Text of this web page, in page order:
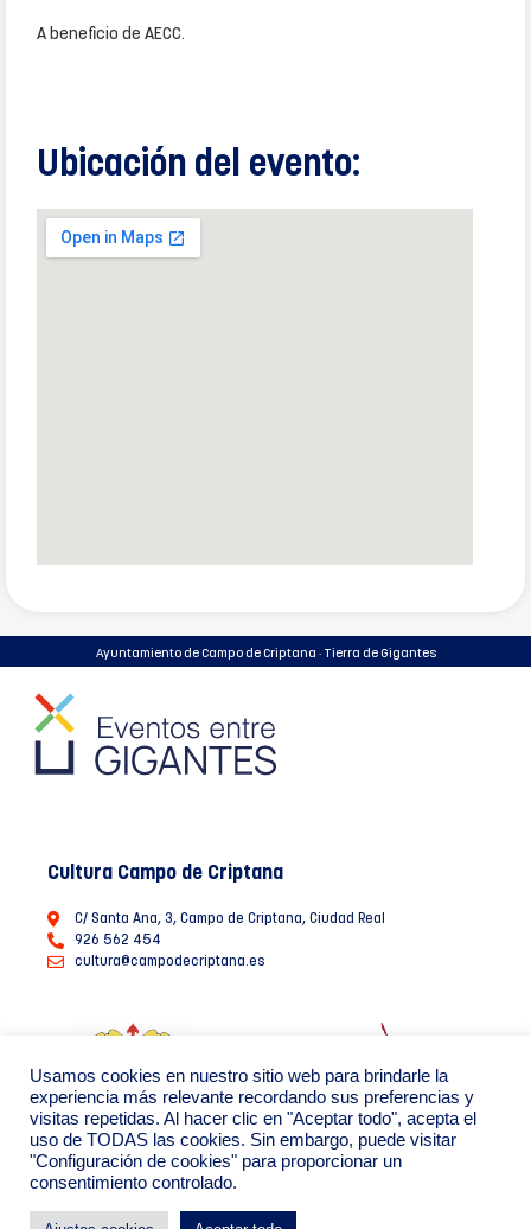
A beneficio de AECC.
Ubicación del evento:
Ayuntamiento de Campo de Criptana · Tierra de Gigantes
Cultura Campo de Criptana
C/ Santa Ana, 3, Campo de Criptana, Ciudad Real
926 562 454
cultura@campodecriptana.es
Ayuntamiento de Campo de Criptana 2022
Política de Privacidad de datos Política de Cookies
Usamos cookies en nuestro sitio web para brindarle la
experiencia más relevante recordando sus preferencias y
visitas repetidas. Al hacer clic en "Aceptar todo", acepta el
uso de TODAS las cookies. Sin embargo, puede visitar
"Configuración de cookies" para proporcionar un
consentimiento controlado.